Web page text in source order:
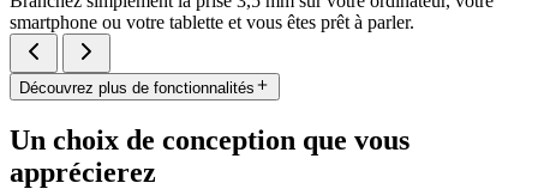
smartphone ou votre tablette et vous êtes prêt à parler.
Découvrez plus de fonctionnalités
Un choix de conception que vous
apprécierez